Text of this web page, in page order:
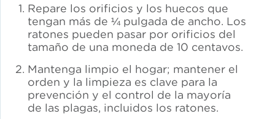
Repare los orificios y los huecos que
tengan más de ¼ pulgada de ancho. Los
ratones pueden pasar por orificios del
tamaño de una moneda de 10 centavos.
Mantenga limpio el hogar; mantener el
orden y la limpieza es clave para la
prevención y el control de la mayoría
de las plagas, incluidos los ratones.